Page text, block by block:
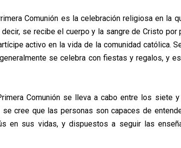
Comunión es la celebración religiosa en la
se recibe el cuerpo y la sangre de Cristo por
activo en la vida de la comunidad católica.
se celebra con fiestas y regalos, y
Comunión se lleva a cabo entre los siete
cree que las personas son capaces de
en sus vidas, y dispuestos a seguir las